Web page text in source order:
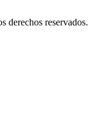
derechos reservados.